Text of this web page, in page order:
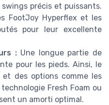
précis et puissants.
FootJoy Hyperflex et les
pour leur excellente
:Une longue partie de
pour les pieds. Ainsi, le
des options comme les
Fresh Foam ou
un amorti optimal.